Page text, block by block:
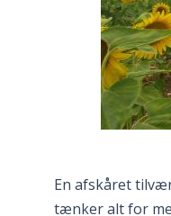
En afskåret
tænker alt for